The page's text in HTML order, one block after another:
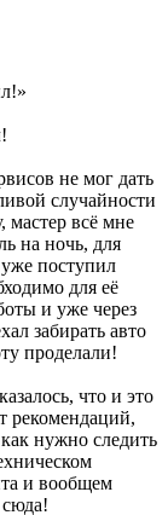
не мог дать
случайности
мастер всё мне
на ночь, для
поступил
для её
и уже через
забирать авто
проделали!
что и это
рекомендаций,
нужно следить
и вообщем